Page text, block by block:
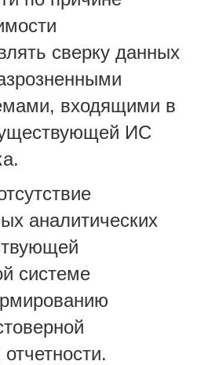
сверку данных
входящими в
ИС
аналитических
системе